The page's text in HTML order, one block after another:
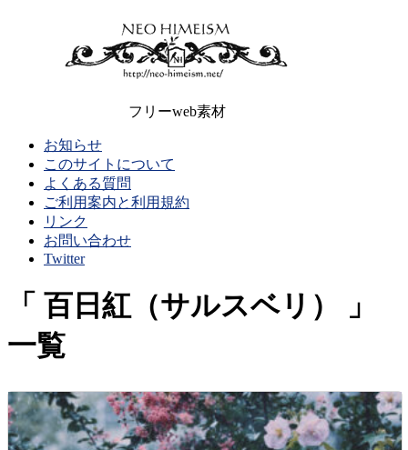
フリーweb素材
お知らせ
このサイトについて
よくある質問
ご利用案内と利用規約
リンク
お問い合わせ
Twitter
百日紅（サルスベリ）
一覧